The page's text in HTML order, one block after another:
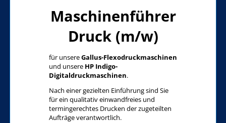
Maschinenführer
Druck (m/w)
für unsereGallus-Flexodruckmaschinen
und unsere HP Indigo-
Digitaldruckmaschinen.
Nach einer gezielten Einführung sind Sie
für ein qualitativ einwandfreies und
termingerechtes Drucken der zugeteilten
Aufträge verantwortlich.